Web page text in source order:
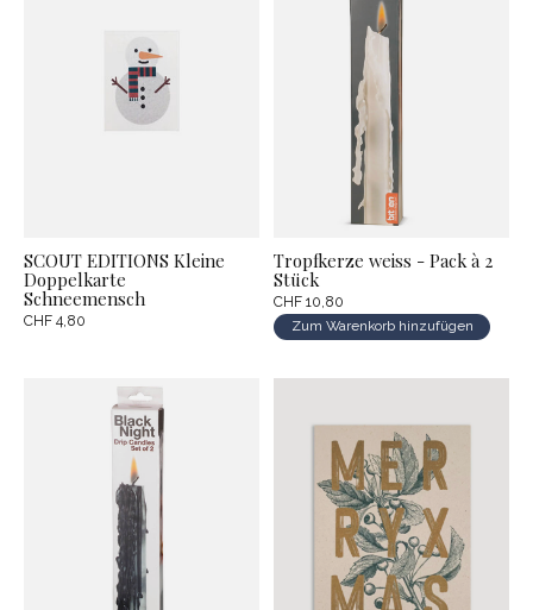
SCOUT EDITIONS Kleine
Doppelkarte
Schneemensch
CHF 4,80
Tropfkerze weiss - Pack à 2
Stück
CHF 10,80
Zum Warenkorb hinzufügen